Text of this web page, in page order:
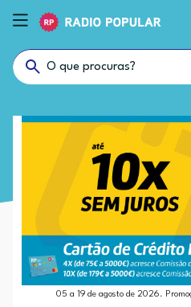
05 a 19 de agosto de 2026.